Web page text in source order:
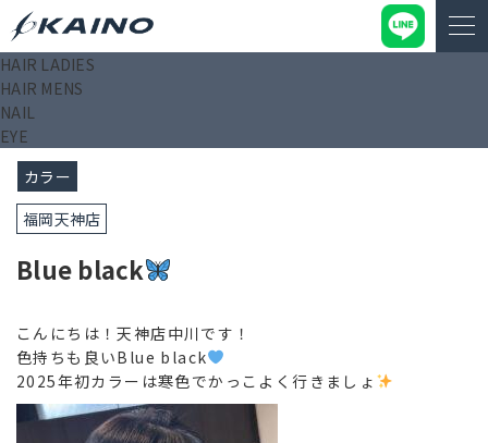
HAIR LADIES
HAIR MENS
NAIL
EYE
KAINO－カイノ－【公式サイト】
2025/01/09
カラー
福岡天神店
Blue black
こんにちは！天神店中川です！
色持ちも良いBlue black
2025年初カラーは寒色でかっこよく行きましょ